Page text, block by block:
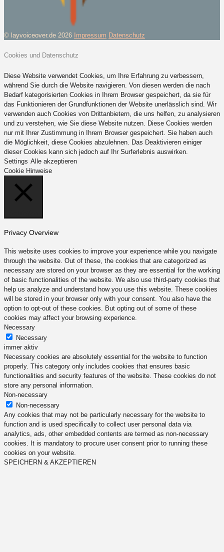
© layvoiceover.de 2026 Impressum Datenschutz
Cookies und Datenschutz
Diese Website verwendet Cookies, um Ihre Erfahrung zu verbessern,
während Sie durch die Website navigieren. Von diesen werden die nach
Bedarf kategorisierten Cookies in Ihrem Browser gespeichert, da sie für
das Funktionieren der Grundfunktionen der Website unerlässlich sind. Wir
verwenden auch Cookies von Drittanbietern, die uns helfen, zu analysieren
und zu verstehen, wie Sie diese Website nutzen. Diese Cookies werden
nur mit Ihrer Zustimmung in Ihrem Browser gespeichert. Sie haben auch
die Möglichkeit, diese Cookies abzulehnen. Das Deaktivieren einiger
dieser Cookies kann sich jedoch auf Ihr Surferlebnis auswirken.
Settings Alle akzeptieren
Cookie Hinweise
Privacy Overview
This website uses cookies to improve your experience while you navigate
through the website. Out of these, the cookies that are categorized as
necessary are stored on your browser as they are essential for the working
of basic functionalities of the website. We also use third-party cookies that
help us analyze and understand how you use this website. These cookies
will be stored in your browser only with your consent. You also have the
option to opt-out of these cookies. But opting out of some of these
cookies may affect your browsing experience.
Necessary
Necessary
immer aktiv
Necessary cookies are absolutely essential for the website to function
properly. This category only includes cookies that ensures basic
functionalities and security features of the website. These cookies do not
store any personal information.
Non-necessary
Non-necessary
Any cookies that may not be particularly necessary for the website to
function and is used specifically to collect user personal data via
analytics, ads, other embedded contents are termed as non-necessary
cookies. It is mandatory to procure user consent prior to running these
cookies on your website.
SPEICHERN & AKZEPTIEREN